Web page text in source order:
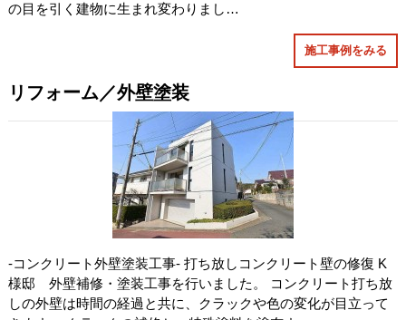
の目を引く建物に生まれ変わりまし…
施工事例をみる
リフォーム／外壁塗装
-コンクリート外壁塗装工事- 打ち放しコンクリート壁の修復 K
様邸 外壁補修・塗装工事を行いました。 コンクリート打ち放
しの外壁は時間の経過と共に、クラックや色の変化が目立って